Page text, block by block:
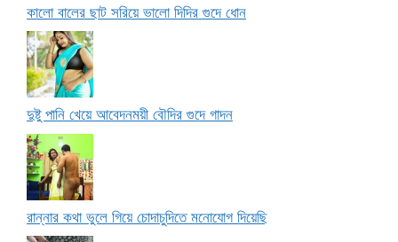
কালো বালের ছাট সরিয়ে ভালো দিদির গুদে ধোন
দুষ্টু পানি খেয়ে আবেদনময়ী বৌদির গুদে গাদন
রান্নার কথা ভুলে গিয়ে চোদাচুদিতে মনোযোগ দিয়েছি